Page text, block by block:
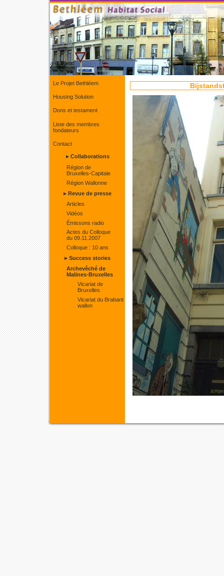
Le Projet Bethléem
Housing Solution
Dons et testament
Liste des membres
fondateurs
Contact
▸ Collaborations
Région de
Bruxelles-Capitale
Région Wallonne
▸ Revue de presse
Articles
Vidéos
Émissons radio
Actes du Colloque
du 09.11.2007
Colloque : 10 ans
▸ Success stories
Archevêché de
Malines-Bruxelles
Vicariat de
Bruxelles
Vicariat du Brabant
wallon